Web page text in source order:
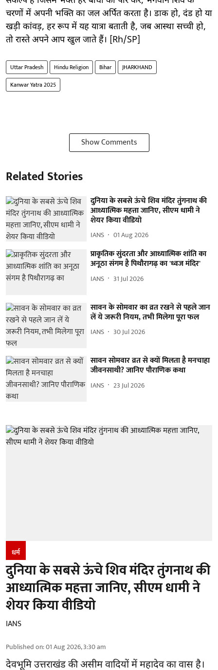
चरणों में अपनी भक्ति का जल अर्पित करता है। डाक हो, दंड हो या
खड़ी कांवड़, हर रूप में यह यात्रा बताती है, जब आस्था सच्ची हो,
तो रास्ते अपने आप खुल जाते हैं। [Rh/SP]
Uttar Pradesh Hindu Religion Bihar
JHARKHAND
Kanwar Yatra 2025
Show Comments
Related Stories
दुनिया के सबसे ऊंचे शिव मंदिर तुंगनाथ की
आध्यात्मिक महत्ता जानिए, सीएम धामी ने
शेयर किया वीडियो
IANS 01 Aug 2026
प्राकृतिक सुंदरता और आध्यात्मिक शांति का
अनूठा संगम है पिथौरागढ़ का 'ध्वज मंदिर'
IANS 31 Jul 2026
सावन के सोमवार का व्रत रखने से पहले जान
लें ये जरूरी नियम, तभी मिलेगा पूरा फल
IANS 30 Jul 2026
सावन सोमवार व्रत से क्यों मिलता है मनचाहा
जीवनसाथी? जानिए पौराणिक कथा
IANS 23 Jul 2026
धर्म
दुनिया के सबसे ऊंचे शिव मंदिर तुंगनाथ की
आध्यात्मिक महत्ता जानिए, सीएम धामी ने
शेयर किया वीडियो
IANS
Published on:01 Aug 2026, 3:30 am
देवभूमि उत्तराखंड की असीम वादियों में महादेव का वास है।